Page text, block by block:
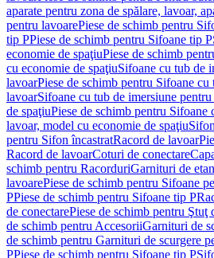
aparate pentru zona de spălare, lavoar,
pentru lavoarePiese de schimb pentru
tip PPiese de schimb pentru Sifoane tip P
economie de spaţiuPiese de schimb
cu economie de spaţiuSifoane cu tub de
lavoarPiese de schimb pentru Sifoane
lavoarSifoane cu tub de imersiune
de spaţiuPiese de schimb pentru Sifoane
lavoar, model cu economie de spaţiu
pentru Sifon încastratRacord de lavoar
Racord de lavoarCoturi de conectare
schimb pentru RacorduriGarnituri de
lavoarePiese de schimb pentru Sifoane
PPiese de schimb pentru Sifoane tip P
de conectarePiese de schimb pentru Ştuţ
de schimb pentru AccesoriiGarnituri de
de schimb pentru Garnituri de scurgere
PPiese de schimb pentru Sifoane tip P